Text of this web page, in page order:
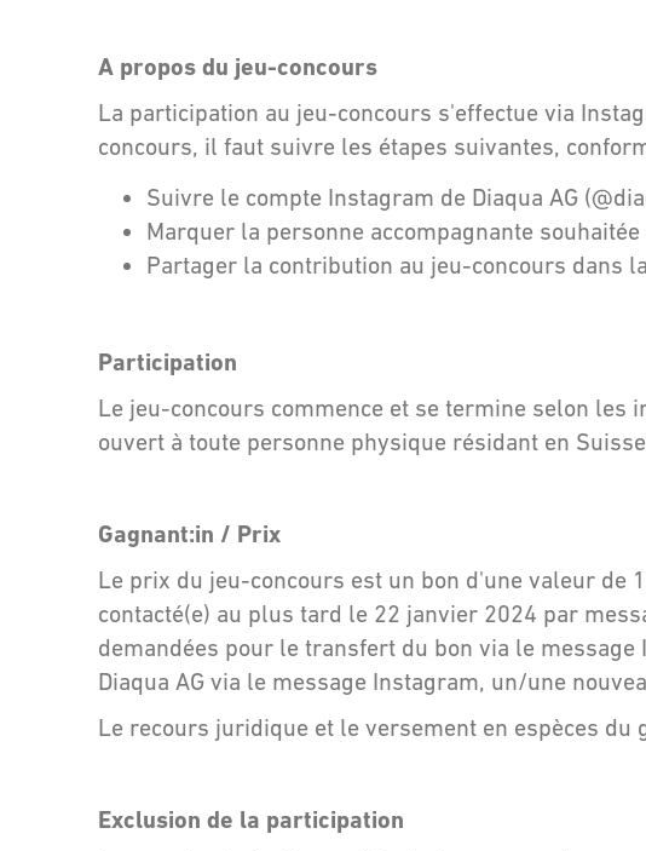
A propos du jeu-concours
La participation au jeu-concours s'effectue via
concours, il faut suivre les étapes suivantes,
Suivre le compte Instagram de Diaqua AG
Marquer la personne accompagnante
Partager la contribution au jeu-concours dans
Participation
Le jeu-concours commence et se termine selon les
ouvert à toute personne physique résidant en
Gagnant:in / Prix
Le prix du jeu-concours est un bon d'une valeur de
contacté(e) au plus tard le 22 janvier 2024 par
demandées pour le transfert du bon via le
Diaqua AG via le message Instagram, un/une
Le recours juridique et le versement en espèces du
Exclusion de la participation